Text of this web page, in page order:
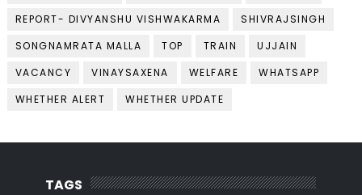
REPORT- DIVYANSHU VISHWAKARMA
SHIVRAJSINGH
SONGNAMRATA MALLA
TOP TRAIN
UJJAIN
VACANCY
VINAYSAXENA WELFARE
WHATSAPP
WHETHER ALERT
WHETHER UPDATE
TAGS